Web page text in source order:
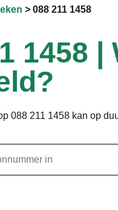
088 211 1458
1458 |
088 211 1458 kan op